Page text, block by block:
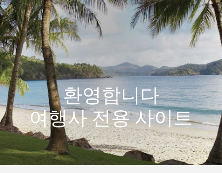
환영합니다
여행사 전용 사이트